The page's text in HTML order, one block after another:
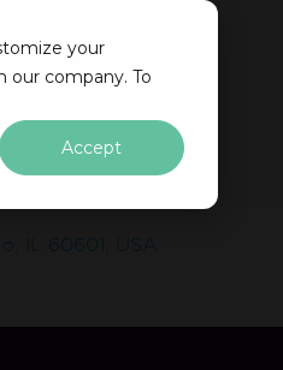
your
our company. To
Accept
ジェクト
んか？